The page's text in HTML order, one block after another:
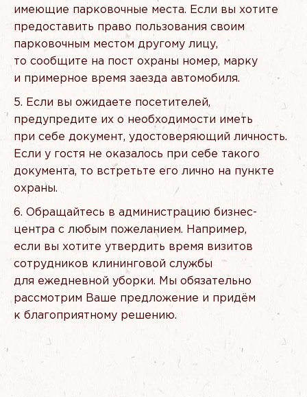
имеющие парковочные места. Если вы хотите
предоставить право пользования своим
парковочным местом другому лицу,
то сообщите на пост охраны номер, марку
и примерное время заезда автомобиля.
Если вы ожидаете посетителей,
предупредите их о необходимости иметь
при себе документ, удостоверяющий личность.
Если у гостя не оказалось при себе такого
документа, то встретьте его лично на пункте
охраны.
Обращайтесь в администрацию бизнес-
центра с любым пожеланием. Например,
если вы хотите утвердить время визитов
сотрудников клининговой службы
для ежедневной уборки. Мы обязательно
рассмотрим Ваше предложение и придём
к благоприятному решению.